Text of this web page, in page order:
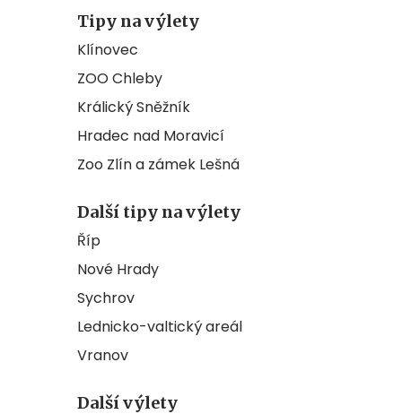
Tipy na výlety
Klínovec
ZOO Chleby
Králický Sněžník
Hradec nad Moravicí
Zoo Zlín a zámek Lešná
Další tipy na výlety
Říp
Nové Hrady
Sychrov
Lednicko-valtický areál
Vranov
Další výlety